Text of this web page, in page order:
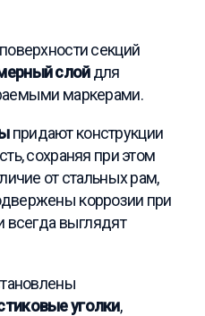
секций
слойдля
маркерами.
придают конструкции
сохраняя при этом
от стальных рам,
коррозии при
всегда выглядят
уголки,